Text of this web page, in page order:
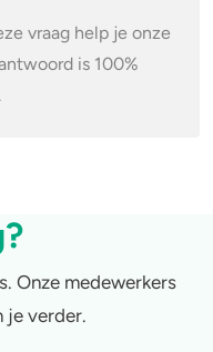
vraag help je onze
is 100%
Onze medewerkers
je verder.